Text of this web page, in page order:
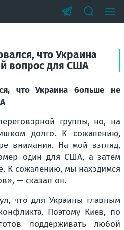
что Украина
вопрос для США
что Украина больше не
группы, но, на
долго. К сожалению,
внимания. На мой взгляд,
один для США, а затем
К сожалению, мы находимся
», — сказал он.
что для Украины главным
Поэтому Киев, по
поддерживать любой